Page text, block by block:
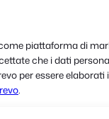
piattaforma di
che i dati
per essere
.